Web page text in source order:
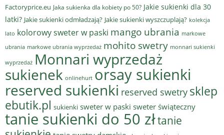
Factoryprice.eu Jaka sukienka dla kobiety po 50? Jakie sukienki dla 30
latki? Jakie sukienki odmładzają? Jakie sukienki wyszczuplają? kolekcja
lato kolorowy sweter w paski mango ubrania markowe
ubrania markowe ubrania wyprzedaż mohito swetry monnari sukienki
wyprzedaż Monnari wyprzedaż
sukienek onlinehurt orsay sukienki
reserved sukienki reserved swetry sklep
ebutik.pl sukienki sweter w paski sweter świąteczny
tanie sukienki do 50 złtanie